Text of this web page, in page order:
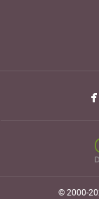
© 2000-